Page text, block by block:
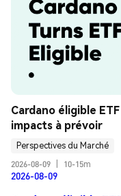
Cardano éligible
impacts à prévoir
Perspectives du Marché
2026-08-09
10-15m
2026-08-09